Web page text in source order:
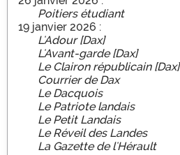
Poitiers étudiant
19 janvier 2026 :
L'Adour [Dax]
L'Avant-garde [Dax]
Le Clairon républicain [Dax]
Courrier de Dax
Le Dacquois
Le Patriote landais
Le Petit Landais
Le Réveil des Landes
La Gazette de l'Hérault